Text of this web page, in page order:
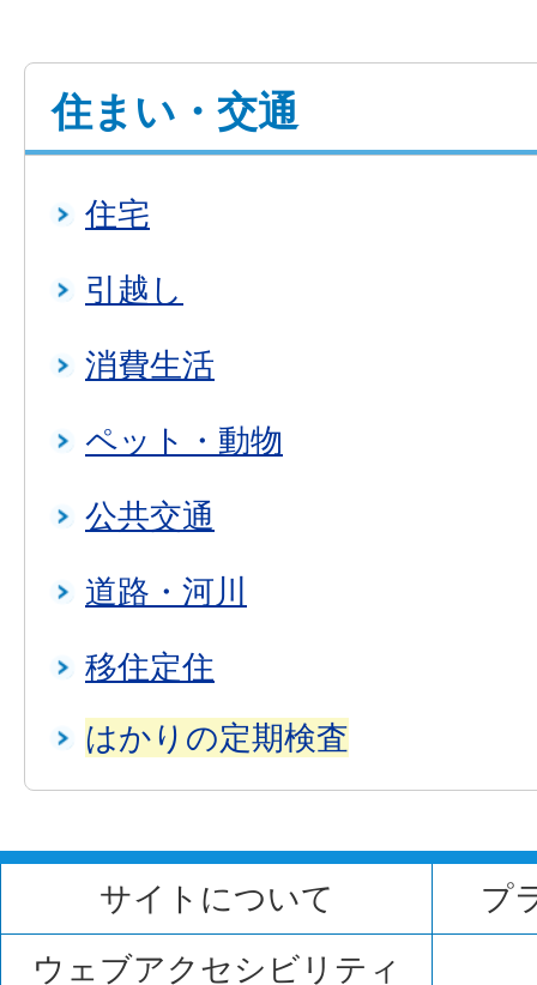
住まい・交通
住宅
引越し
消費生活
ペット・動物
公共交通
道路・河川
移住定住
はかりの定期検査
サイトについて
プ
ウェブアクセシビリティ